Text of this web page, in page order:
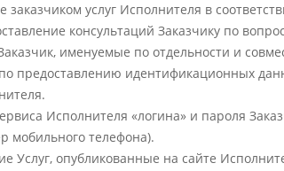
услуг Исполнителя в
консультаций Заказчику по
именуемые по отдельности и
предоставлению идентификационных
Исполнителя «логина» и пароля
мобильного телефона).
Услуг, опубликованные на сайте